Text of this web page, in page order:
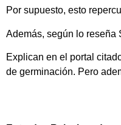
Por supuesto, esto
Además, según lo reseña
Explican en el portal
de germinación. Pero